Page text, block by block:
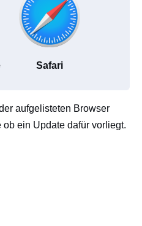
Safari
aufgelisteten Browser
ein Update dafür vorliegt.